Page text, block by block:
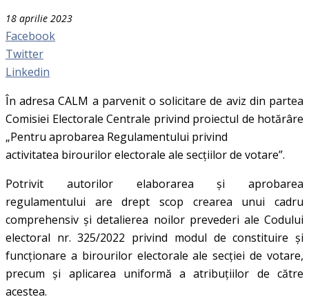
18 aprilie 2023
Facebook
Twitter
Linkedin
În adresa CALM a parvenit o solicitare de aviz din partea
Comisiei Electorale Centrale privind proiectul de hotărâre
„Pentru aprobarea Regulamentului privind
activitatea birourilor electorale ale secțiilor de votare”.
Potrivit autorilor elaborarea și aprobarea
regulamentului are drept scop crearea unui cadru
comprehensiv și detalierea noilor prevederi ale Codului
electoral nr. 325/2022 privind modul de constituire și
funcționare a birourilor electorale ale secției de votare,
precum și aplicarea uniformă a atribuțiilor de către
acestea.